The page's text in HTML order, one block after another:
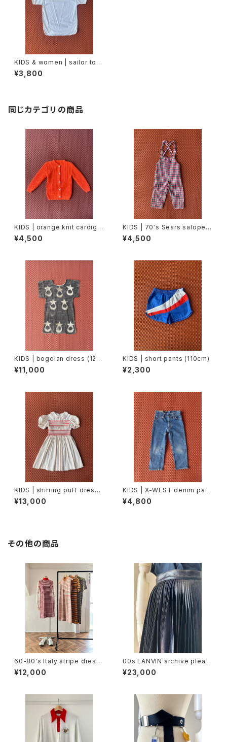
KIDS & women | sailor top
s (150cm)
¥3,800
同じカテゴリの商品
KIDS | orange knit cardiga
n (100cm)
¥4,500
KIDS | 70's Sears salopett
e (90cm)
¥4,500
KIDS | bogolan dress (120
cm)
¥11,000
KIDS | short pants (110cm)
¥2,300
KIDS | shirring puff dress
(2〜3歳)
¥13,000
KIDS | X-WEST denim pant
s (90cm)
¥4,800
その他の商品
60-80's Italy stripe dress
(sleeve less / short sleev
e)
¥12,000
00s LANVIN archive pleats
skirt
¥23,000